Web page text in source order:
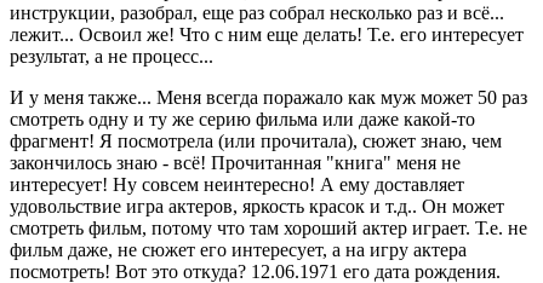
инструкции, разобрал, еще раз собрал несколько раз и всё...
лежит... Освоил же! Что с ним еще делать! Т.е. его интересует
результат, а не процесс...
И у меня также... Меня всегда поражало как муж может 50 раз
смотреть одну и ту же серию фильма или даже какой-то
фрагмент! Я посмотрела (или прочитала), сюжет знаю, чем
закончилось знаю - всё! Прочитанная "книга" меня не
интересует! Ну совсем неинтересно! А ему доставляет
удовольствие игра актеров, яркость красок и т.д.. Он может
смотреть фильм, потому что там хороший актер играет. Т.е. не
фильм даже, не сюжет его интересует, а на игру актера
посмотреть! Вот это откуда? 12.06.1971 его дата рождения.